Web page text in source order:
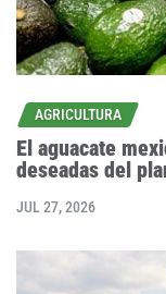
AGRICULTURA
El aguacate
deseadas del
JUL 27, 2026